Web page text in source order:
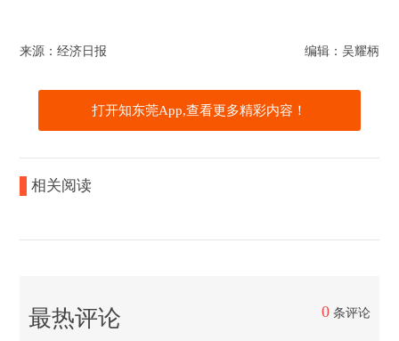
来源：经济日报 编辑：吴耀柄
打开知东莞App,查看更多精彩内容！
相关阅读
最热评论 0 条评论